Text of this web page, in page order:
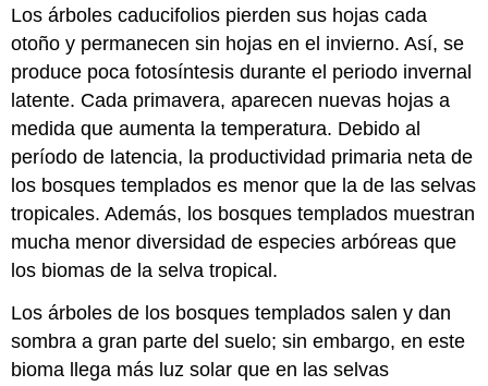
Los árboles caducifolios pierden sus hojas cada
otoño y permanecen sin hojas en el invierno. Así, se
produce poca fotosíntesis durante el periodo invernal
latente. Cada primavera, aparecen nuevas hojas a
medida que aumenta la temperatura. Debido al
período de latencia, la productividad primaria neta de
los bosques templados es menor que la de las selvas
tropicales. Además, los bosques templados muestran
mucha menor diversidad de especies arbóreas que
los biomas de la selva tropical.
Los árboles de los bosques templados salen y dan
sombra a gran parte del suelo; sin embargo, en este
bioma llega más luz solar que en las selvas